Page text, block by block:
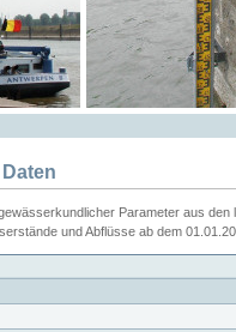
Parameter aus den
und Abflüsse ab dem